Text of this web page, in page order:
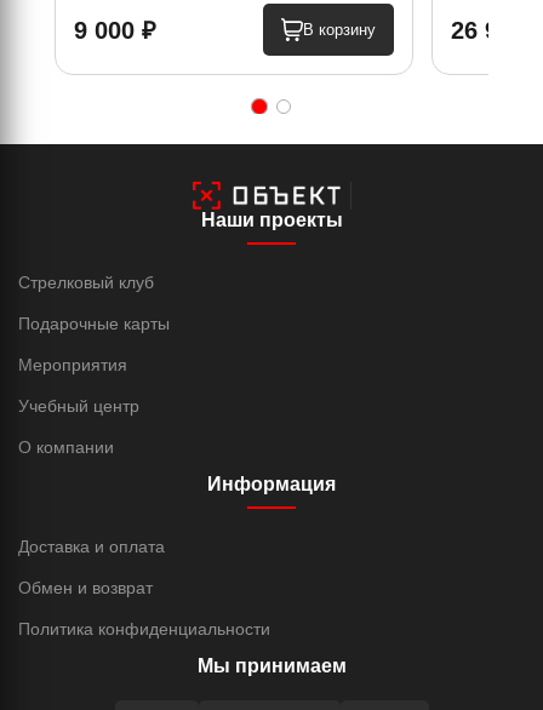
9 000 ₽ В корзину 26 900
Наши проекты
Стрелковый клуб
Подарочные карты
Мероприятия
Учебный центр
О компании
Информация
Доставка и оплата
Обмен и возврат
Политика конфиденциальности
Мы принимаем